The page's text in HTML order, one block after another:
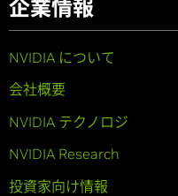
企業情報
NVIDIA について
会社概要
NVIDIA テクノロジ
NVIDIA Research
投資家向け情報